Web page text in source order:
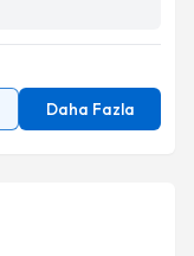
Daha Fazla